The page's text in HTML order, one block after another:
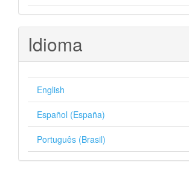
Idioma
English
Español (España)
Português (Brasil)